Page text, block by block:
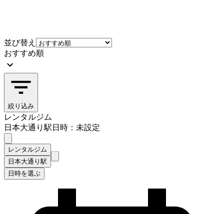
並び替え
おすすめ順
絞り込み
レンタルジム
日本大通り駅日時：未設定
レンタルジム
日本大通り駅
日時を選ぶ